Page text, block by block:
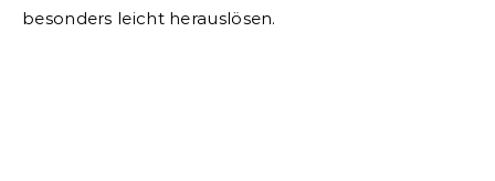
besonders leicht herauslösen.